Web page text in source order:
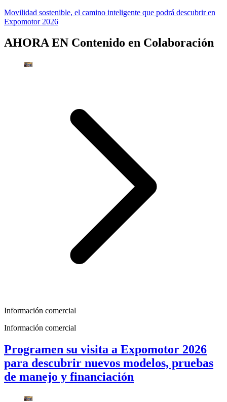
Movilidad sostenible, el camino inteligente que podrá descubrir en
Expomotor 2026
AHORA EN Contenido en Colaboración
Información comercial
Información comercial
Programen su visita a Expomotor 2026
para descubrir nuevos modelos, pruebas
de manejo y financiación